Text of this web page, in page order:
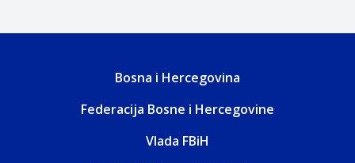
Bosna i Hercegovina
Federacija Bosne i Hercegovine
Vlada FBiH